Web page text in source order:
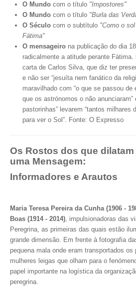
O Mundo com o título "Impostores"
O Mundo com o título "Burla das
O Século com o subtítulo "Como o
Fátima"
O mensageiro na publicação do dia
radicalmente a atitude perante Fátima.
carta de Carlos Silva, que diz ter
e não ser “jesuíta nem fanático da
maravilhado com “o que se passou de
que os astrónomos o não anunciaram”
pastorinhas” levarem “tantos milhares
para ver o Sol”. Fonte: O Expresso
Os Rostos dos que
uma Mensagem:
Informadores e Arautos
Maria Teresa Pereira da Cunha (1906 -
Boas (1914 - 2014), impulsionadoras das
Peregrina, as primeiras das quais estão
grande dimensão. Em frente à fotografia
pequena mala onde eram transportados os
mulheres leigas que olham para o
papel importante na logística da
peregrina.